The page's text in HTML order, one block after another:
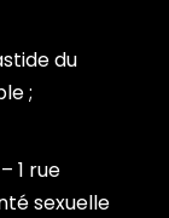
du
;
1 rue
sexuelle